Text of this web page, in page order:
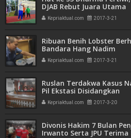
DJAB Rebut Juara Utama
Kepriaktual.com 2017-3-21
Ribuan Benih Lobster
Bandara Hang Nadim
Kepriaktual.com 2017-3-21
Ruslan Terdakwa Kasus
Pil Ekstasi Disidangkan
Kepriaktual.com 2017-3-20
Divonis Hakim 7 Bulan
Irwanto Serta JPU Terima